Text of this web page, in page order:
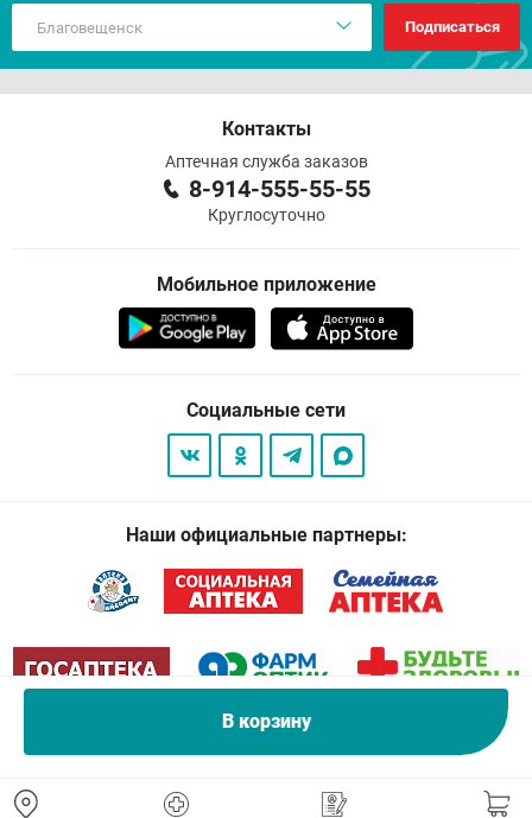
В корзину
Подписаться
Контакты
Аптечная служба заказов
8-914-555-55-55
Круглосуточно
Мобильное приложение
Социальные сети
Наши официальные партнеры: